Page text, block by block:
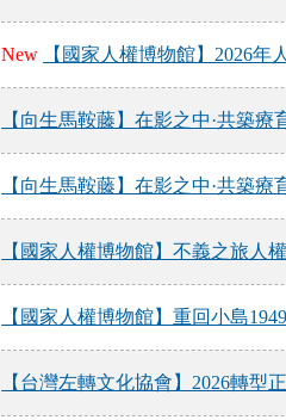
New 【國家人權博物館】2026
【向生馬鞍藤】在影之中·共築
【向生馬鞍藤】在影之中·共築
【國家人權博物館】不義之旅人
【國家人權博物館】重回小島
【台灣左轉文化協會】2026轉型